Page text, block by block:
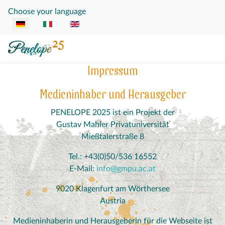
Sprache auswählen
Choose your language
Impressum
Medieninhaber und Herausgeber
PENELOPE 2025 ist ein Projekt der
Gustav Mahler Privatuniversität
Mießtalerstraße 8
Tel.: +43(0)50/536 16552
E-Mail: info@gmpu.ac.at
9020 Klagenfurt am Wörthersee
Austria
Medieninhaberin und Herausgeberin für die Webseite ist